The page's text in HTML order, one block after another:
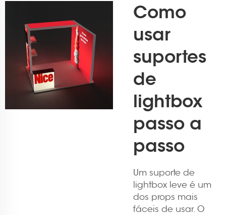
Como
usar
suportes
de
lightbox
passo a
passo
Um suporte de
lightbox leve é um
dos props mais
fáceis de usar. O